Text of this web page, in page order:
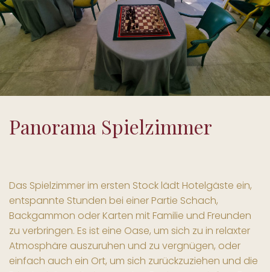
Panorama Spielzimmer
Das Spielzimmer im ersten Stock lädt Hotelgäste ein,
entspannte Stunden bei einer Partie Schach,
Backgammon oder Karten mit Familie und Freunden
zu verbringen. Es ist eine Oase, um sich zu in relaxter
Atmosphäre auszuruhen und zu vergnügen, oder
einfach auch ein Ort, um sich zurückzuziehen und die